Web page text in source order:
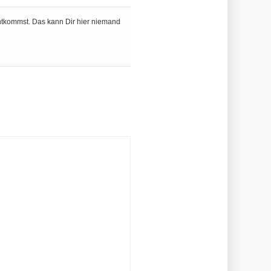
Das kann Dir hier niemand